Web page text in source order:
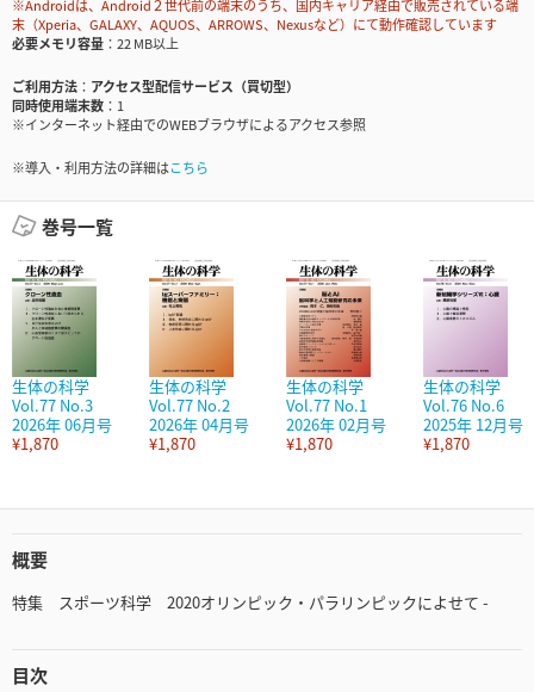
※Androidは、Android２世代前の端末のうち、国内キャリア経由で販売されている端
末（Xperia、GALAXY、AQUOS、ARROWS、Nexusなど）にて動作確認しています
必要メモリ容量
22 MB以上
ご利用方法
アクセス型配信サービス（買切型）
同時使用端末数
1
※インターネット経由でのWEBブラウザによるアクセス参照
※導入・利用方法の詳細はこちら
巻号一覧
生体の科学
Vol.77 No.3
2026年 06月号
¥1,870
生体の科学
Vol.77 No.2
2026年 04月号
¥1,870
生体の科学
Vol.77 No.1
2026年 02月号
¥1,870
生体の科学
Vol.76 No.6
2025年 12月号
¥1,870
概要
特集 スポーツ科学 2020オリンピック・パラリンピックによせて -
目次